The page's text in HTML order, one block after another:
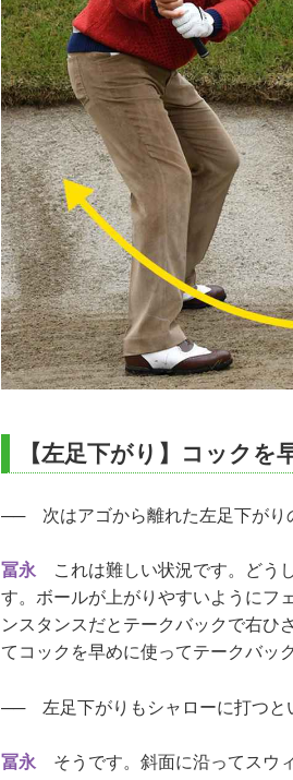
【左足下がり】コックを
── 次はアゴから離れた左足下がり
冨永 これは難しい状況です。どう
す。ボールが上がりやすいようにフ
ンスタンスだとテークバックで右ひ
てコックを早めに使ってテークバッ
── 左足下がりもシャローに打つと
冨永そうです。斜面に沿ってスウィ